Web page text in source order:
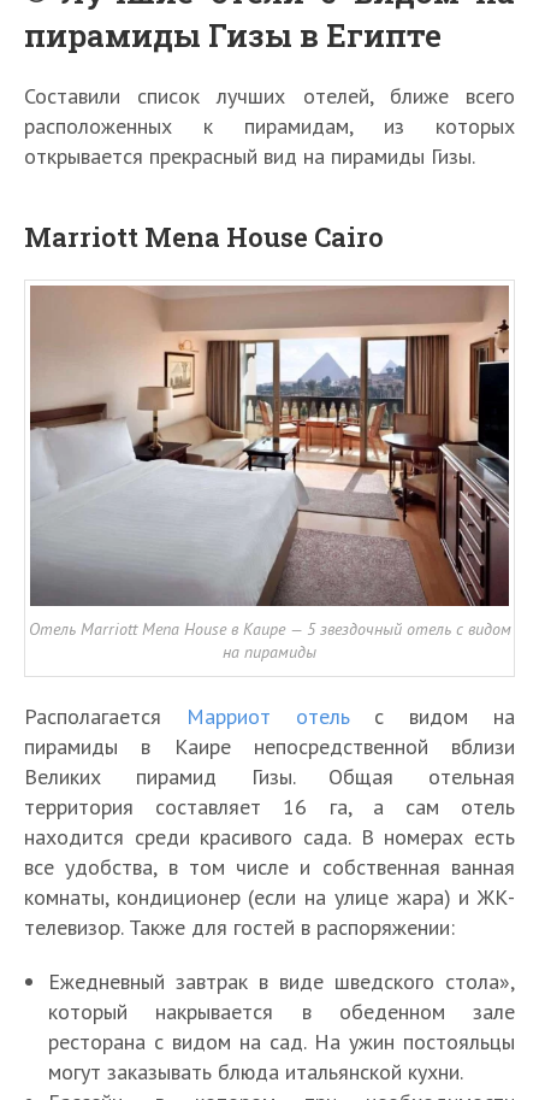
пирамиды Гизы в Египте
Составили список лучших отелей, ближе всего
расположенных к пирамидам, из которых
открывается прекрасный вид на пирамиды Гизы.
Marriott Mena House Cairo
Отель Marriott Mena House в Каире — 5 звездочный отель с видом
на пирамиды
Располагается Марриот отельс видом на
пирамиды в Каире непосредственной вблизи
Великих пирамид Гизы. Общая отельная
территория составляет 16 га, а сам отель
находится среди красивого сада. В номерах есть
все удобства, в том числе и собственная ванная
комнаты, кондиционер (если на улице жара) и ЖК-
телевизор. Также для гостей в распоряжении:
Ежедневный завтрак в виде шведского стола»,
который накрывается в обеденном зале
ресторана с видом на сад. На ужин постояльцы
могут заказывать блюда итальянской кухни.